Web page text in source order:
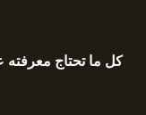
كل ما تحتاج معرفته